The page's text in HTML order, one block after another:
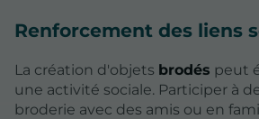
Renforcement des liens
La création d'objets brodés peut
une activité sociale. Participer à
broderie avec des amis ou en